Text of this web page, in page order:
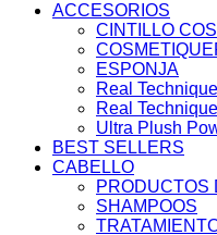
ACCESORIOS
CINTILLO
ESPONJA
Real
Real
Ultra Plush
BEST SELLERS
CABELLO
PRODUCTOS
SHAMPOOS